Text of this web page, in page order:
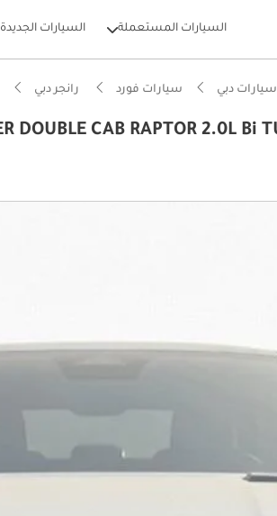
السيارات المستعملة السيارات الجديدة
سيارات دبي سيارات فورد رانجر دبي